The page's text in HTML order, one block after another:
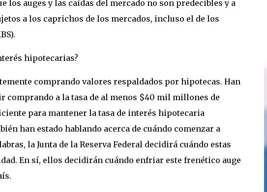
los auges y las caídas del mercado no son predecibles y a
a los caprichos de los mercados, incluso el de los
hipotecarias?
comprando valores respaldados por hipotecas. Han
comprando a la tasa de al menos $40 mil millones de
para mantener la tasa de interés hipotecaria
han estado hablando acerca de cuándo comenzar a
la Junta de la Reserva Federal decidirá cuándo estas
En sí, ellos decidirán cuándo enfriar este frenético auge